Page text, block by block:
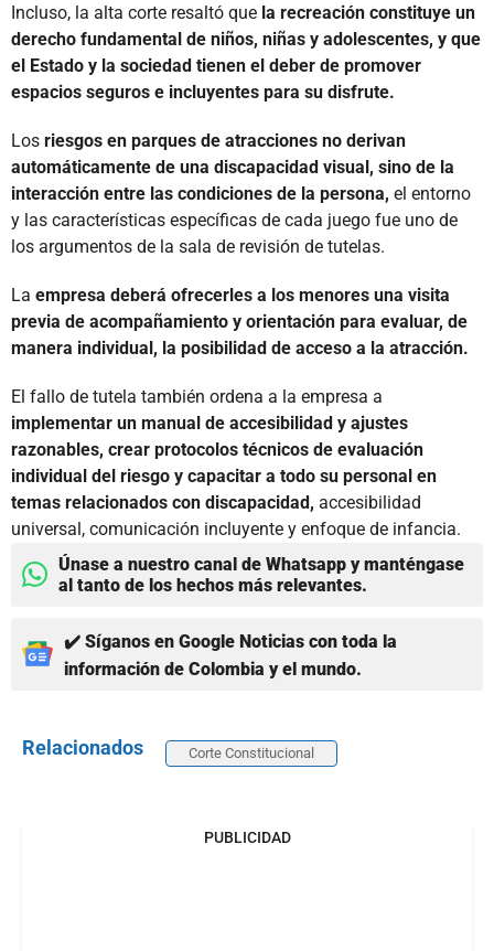
Incluso, la alta corte resaltó que la recreación constituye un
derecho fundamental de niños, niñas y adolescentes, y que
el Estado y la sociedad tienen el deber de promover
espacios seguros e incluyentes para su disfrute.
Los riesgos en parques de atracciones no derivan
automáticamente de una discapacidad visual, sino de la
interacción entre las condiciones de la persona, el entorno
y las características específicas de cada juego fue uno de
los argumentos de la sala de revisión de tutelas.
La empresa deberá ofrecerles a los menores una visita
previa de acompañamiento y orientación para evaluar, de
manera individual, la posibilidad de acceso a la atracción.
El fallo de tutela también ordena a la empresa a
implementar un manual de accesibilidad y ajustes
razonables, crear protocolos técnicos de evaluación
individual del riesgo y capacitar a todo su personal en
temas relacionados con discapacidad, accesibilidad
universal, comunicación incluyente y enfoque de infancia.
Únase a nuestro canal de Whatsapp y manténgase
al tanto de los hechos más relevantes.
✔️ Síganos en Google Noticias con toda la
información de Colombia y el mundo.
Relacionados Corte Constitucional
PUBLICIDAD